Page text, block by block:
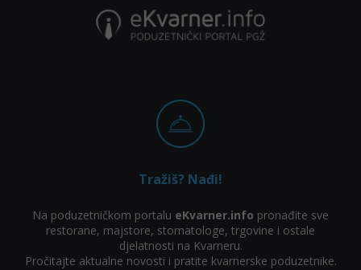
Tražiš? Nađi!
Na poduzetničkom portalu eKvarner.info pronađite sve
restorane, majstore, stomatologe, trgovine i ostale
djelatnosti na Kvarneru.
Pročitajte aktualne novosti i pratite kvarnerske poduzetnike.